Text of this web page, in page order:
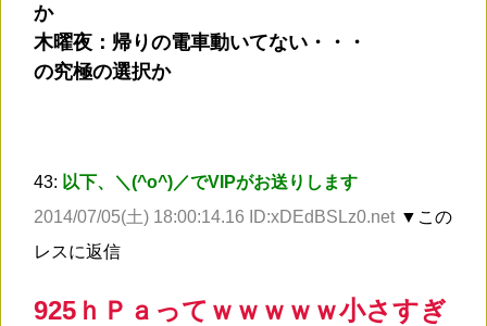
か
木曜夜：帰りの電車動いてない・・・
の究極の選択か
43: 以下、＼(^o^)／でVIPがお送りします
2014/07/05(土) 18:00:14.16 ID:xDEdBSLz0.net ▼この
レスに返信
925ｈＰａってｗｗｗｗｗ小さすぎ